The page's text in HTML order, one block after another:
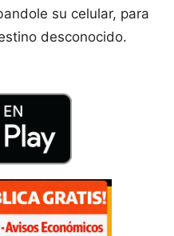
su celular, para
desconocido.